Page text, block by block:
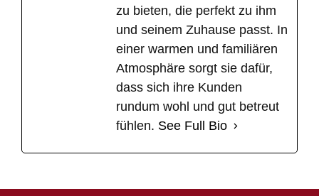
zu bieten, die perfekt zu ihm
und seinem Zuhause passt. In
einer warmen und familiären
Atmosphäre sorgt sie dafür,
dass sich ihre Kunden
rundum wohl und gut betreut
fühlen. See Full Bio